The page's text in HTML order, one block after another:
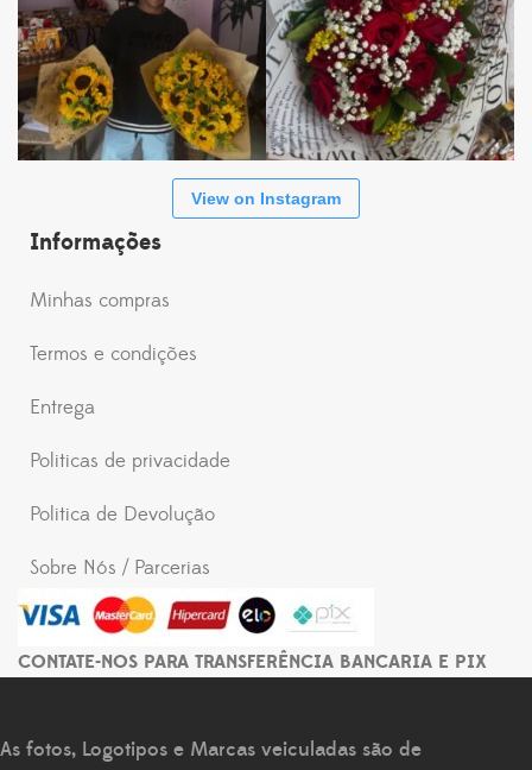
View on Instagram
Informações
Minhas compras
Termos e condições
Entrega
Politicas de privacidade
Politica de Devolução
Sobre Nós / Parcerias
CONTATE-NOS PARA TRANSFERÊNCIA BANCARIA E PIX
As fotos, Logotipos e Marcas veiculadas são de